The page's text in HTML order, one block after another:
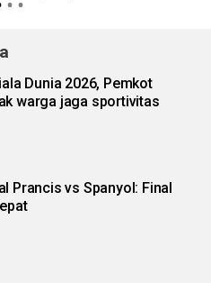
Dunia 2026, Pemkot
warga jaga sportivitas
Prancis vs Spanyol: Final